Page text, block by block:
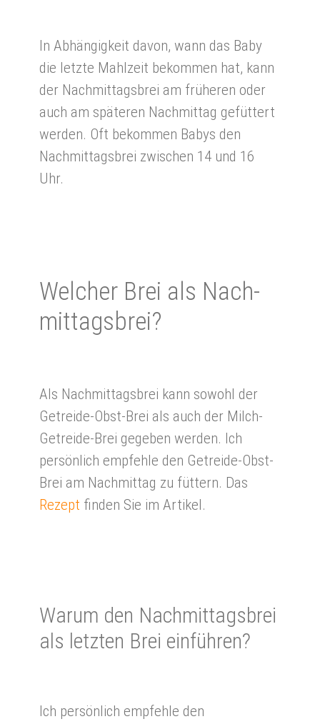
In Abhängigkeit davon, wann das Baby
die letzte Mahlzeit bekommen hat, kann
der Nachmittagsbrei am früheren oder
auch am späteren Nachmittag gefüttert
werden. Oft bekommen Babys den
Nachmittagsbrei zwischen 14 und 16
Uhr.
Wel­cher Brei als Nach­
mittags­brei?
Als Nachmittagsbrei kann sowohl der
Getreide-Obst-Brei als auch der Milch-
Getreide-Brei gegeben werden. Ich
persönlich empfehle den Getreide-Obst-
Brei am Nachmittag zu füttern. Das
Rezept finden Sie im Artikel.
Wa­rum den Nach­mittag­sbrei
als letzten Brei ein­füh­ren?
Ich persönlich empfehle den